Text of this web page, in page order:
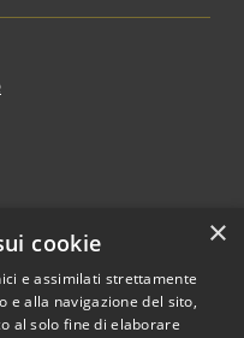
Copyright © 2026 • Comune di
×
cookie
e assimilati strettamente
e alla navigazione del sito,
al solo fine di elaborare